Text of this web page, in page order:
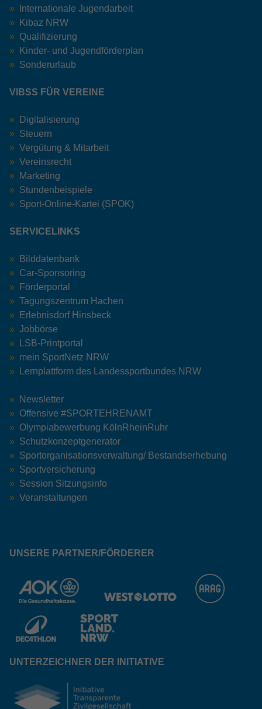
Internationale Jugendarbeit
Kibaz NRW
Qualifizierung
Kinder- und Jugendförderplan
Sonderurlaub
VIBSS FÜR VEREINE
Digitalisierung
Steuern
Vergütung & Mitarbeit
Vereinsrecht
Marketing
Stundenbeispiele
Sport-Online-Kartei (SPOK)
SERVICELINKS
Bilddatenbank
Car-Sponsoring
Förderportal
Tagungszentrum Hachen
Erlebnisdorf Hinsbeck
Jobbörse
LSB-Printportal
mein SportNetz NRW
Lernplattform des Landessportbundes NRW
Newsletter
Offensive #SPORTEHRENAMT
Olympiabewerbung KölnRheinRuhr
Schutzkonzeptgenerator
Sportorganisationsverwaltung/ Bestandserhebung
Sportversicherung
Session Sitzungsinfo
Veranstaltungen
UNSERE PARTNER/FÖRDERER
UNTERZEICHNER DER INITIATIVE